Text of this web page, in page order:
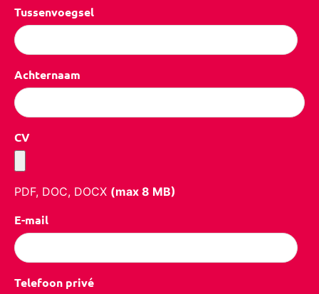
Tussenvoegsel
Achternaam
CV
PDF, DOC, DOCX (max 8 MB)
E-mail
Telefoon privé